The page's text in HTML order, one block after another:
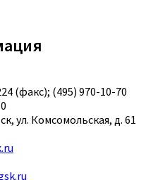
(факс); (495) 970-10-70
ул. Комсомольская, д. 61